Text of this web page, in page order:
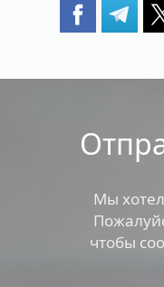
Мы
чтобы